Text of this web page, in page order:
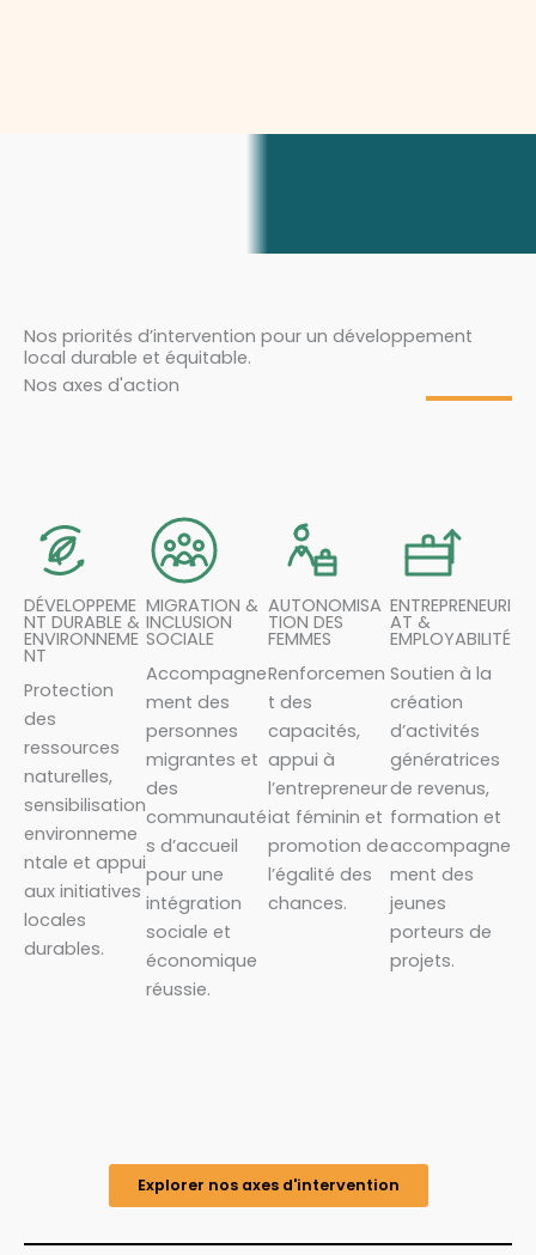
Nos priorités d’intervention pour un développement
local durable et équitable.
Nos axes d'action
DÉVELOPPEME
NT DURABLE &
ENVIRONNEME
NT
Protection
des
ressources
naturelles,
sensibilisation
environneme
ntale et appui
aux initiatives
locales
durables.
MIGRATION &
INCLUSION
SOCIALE
Accompagne
ment des
personnes
migrantes et
des
communauté
s d’accueil
pour une
intégration
sociale et
économique
réussie.
AUTONOMISA
TION DES
FEMMES
Renforcemen
t des
capacités,
appui à
l’entrepreneur
iat féminin et
promotion de
l’égalité des
chances.
ENTREPRENEURI
AT &
EMPLOYABILITÉ
Soutien à la
création
d’activités
génératrices
de revenus,
formation et
accompagne
ment des
jeunes
porteurs de
projets.
Explorer nos axes d'intervention